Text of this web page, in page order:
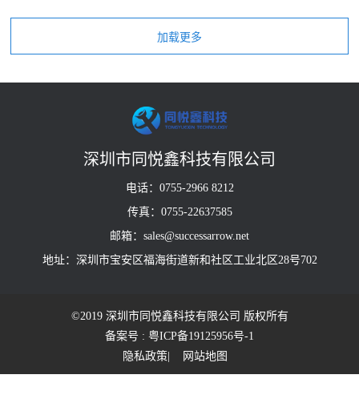
深圳市同悦鑫科技有限公司
电话：0755-2966 8212
传真：0755-22637585
邮箱：sales@successarrow.net
地址：深圳市宝安区福海街道新和社区工业北区28号702
©2019 深圳市同悦鑫科技有限公司 版权所有
备案号 : 粤ICP备19125956号-1
| 网站地图
隐私政策